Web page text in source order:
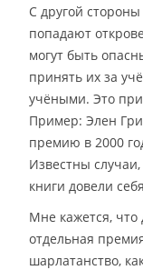
С другой
попадают
могут быть
принять их за
учёными. Это
Пример: Элен
премию в 2000
Известны случаи,
книги довели
Мне кажется,
отдельная
шарлатанство,